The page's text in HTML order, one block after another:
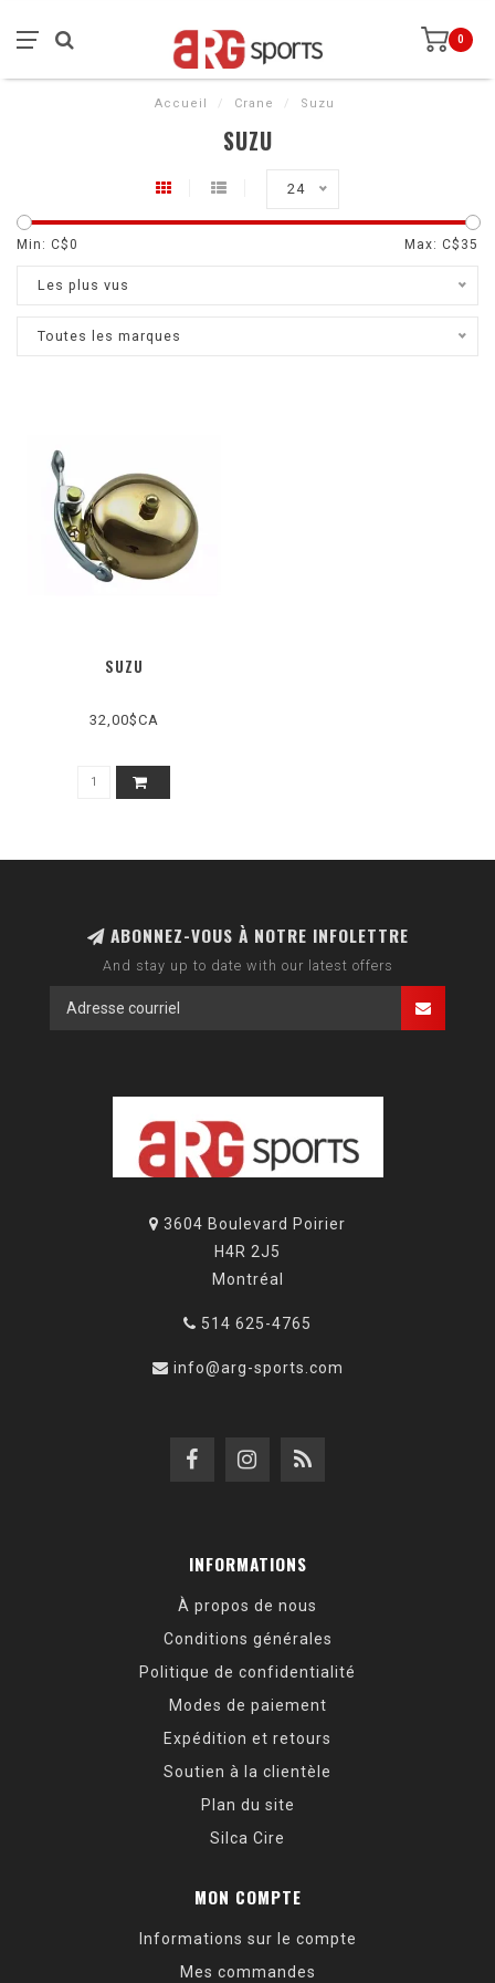
0
Accueil / Crane / Suzu
SUZU
24
Min: C$0 Max: C$ 35
Les plus vus
Toutes les marques
SUZU
32,00$CA
ABONNEZ-VOUS À NOTRE INFOLETTRE
And stay up to date with our latest offers
3604 Boulevard Poirier
H4R 2J5
Montréal
514 625-4765
info@arg-sports.com
INFORMATIONS
À propos de nous
Conditions générales
Politique de confidentialité
Modes de paiement
Expédition et retours
Soutien à la clientèle
Plan du site
Silca Cire
MON COMPTE
Informations sur le compte
Mes commandes